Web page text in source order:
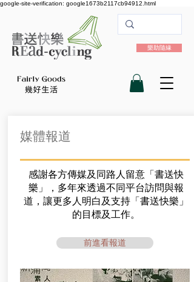
google-site-verification: google1673b2117cb94912.html
樂助隨緣
媒體報道
感謝各方傳媒及同路人留意「書送快
樂」， 多年來透過不同平台訪問與報
道，讓更多人 明白及支持「書送快樂」
的目標及工作。
前進看報道